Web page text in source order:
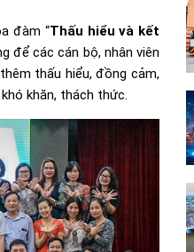
đàm “Thấu hiểu và kết
để các cán bộ, nhân viên
thấu hiểu, đồng cảm,
khăn, thách thức.